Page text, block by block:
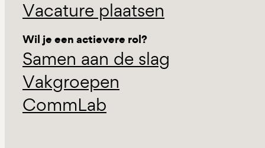
Vacature plaatsen
Wil je een actievere rol?
Samen aan de slag
Vakgroepen
CommLab